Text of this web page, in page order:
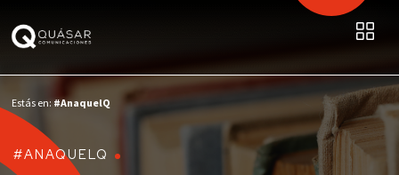
Estás en:#AnaquelQ
#ANAQUELQ